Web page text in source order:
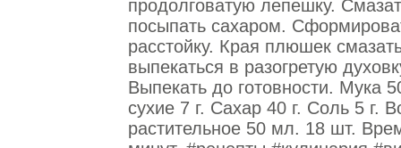
продолговатую лепешку.
посыпать сахаром.
раcстойку. Края плюшек
выпекаться в разогретую
Выпекать до готовности. Мука
сухие 7 г. Сахар 40 г. Соль 5 г.
растительное 50 мл. 18 шт.